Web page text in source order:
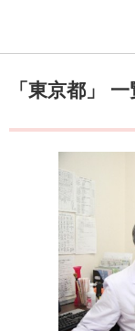
「東京都」 一